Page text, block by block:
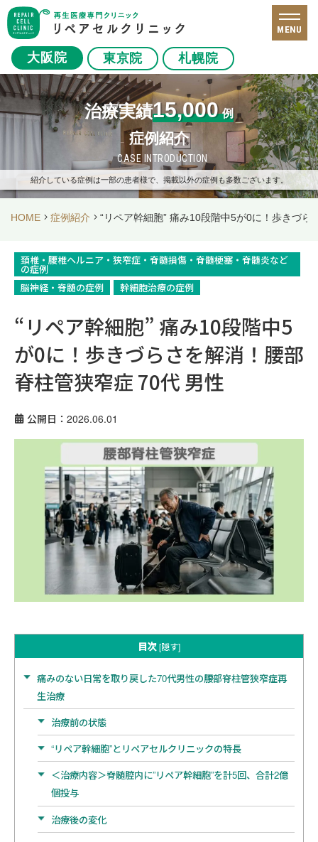
大阪院 東京院 札幌院
MENU
治療実績15,000 例
症例紹介
CASE INTRODUCTION
紹介している症例は一部の患者様で、掲載以外の症例も多数ございます。
HOME 症例紹介 “リペア幹細胞” 痛み10段階中5が0に！歩きづ
頚椎・腰椎ヘルニア・狭窄症・脊髄損傷・脊髄梗塞・脊髄炎など
の症例
脳神経・脊髄の症例
幹細胞治療の症例
“リペア幹細胞” 痛み10段階中5
が0に！歩きづらさを解消！腰部
脊柱管狭窄症 70代 男性
公開日：2026.06.01
目次 [隠す]
痛みのない日常を取り戻した70代男性の腰部脊柱管狭窄症再
生治療
治療前の状態
“リペア幹細胞”とリペアセルクリニックの特長
＜治療内容＞脊髄腔内に”リペア幹細胞”を計5回、合計2億
個投与
治療後の変化